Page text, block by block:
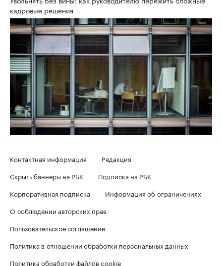
кадровые решения
Контактная информация
Редакция
Скрыть баннеры на РБК
Подписка на РБК
Корпоративная подписка
Информация об ограничениях
О соблюдении авторских прав
Пользовательское соглашение
Политика в отношении обработки персональных данных
Политика обработки файлов cookie